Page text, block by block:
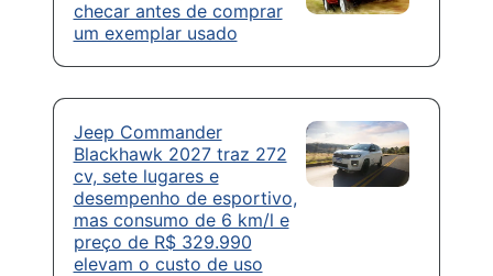
checar antes de comprar
um exemplar usado
Jeep Commander
Blackhawk 2027 traz 272
cv, sete lugares e
desempenho de esportivo,
mas consumo de 6 km/l e
preço de R$ 329.990
elevam o custo de uso